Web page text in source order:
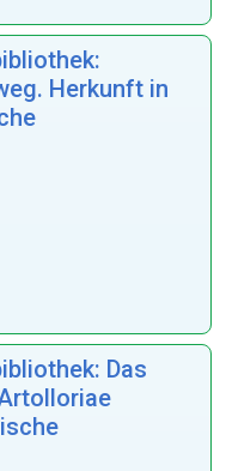
Herkunft in
Das